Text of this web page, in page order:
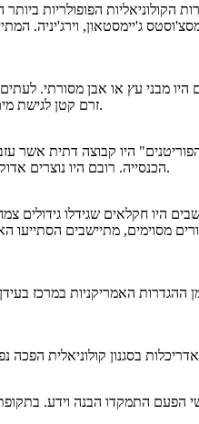
הקולוניאליות הפופולריות
ג'יימסטאון, וירג'יניה.
היו מבני עץ או אבן מסורתי.
זרם קטן לגישת מים קלה. הם גם יכללו מוקד לבישול.
הכנסייה. רובם היו נוצרים אדוקים להכנת הכנסייה במרכז היישוב.
היו חקלאים שגידלו גידולים
מסוימים, מתיישבים הסתייעו
ההגדרות האמריקניות במרכז
הפעם התמקדו הבנה וידע.